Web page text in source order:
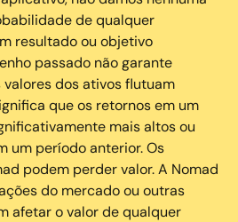
de qualquer
resultado ou objetivo
passado não garante
dos ativos flutuam
que os retornos em um
mais altos ou
um período anterior. Os
podem perder valor. A Nomad
do mercado ou outras
afetar o valor de qualquer